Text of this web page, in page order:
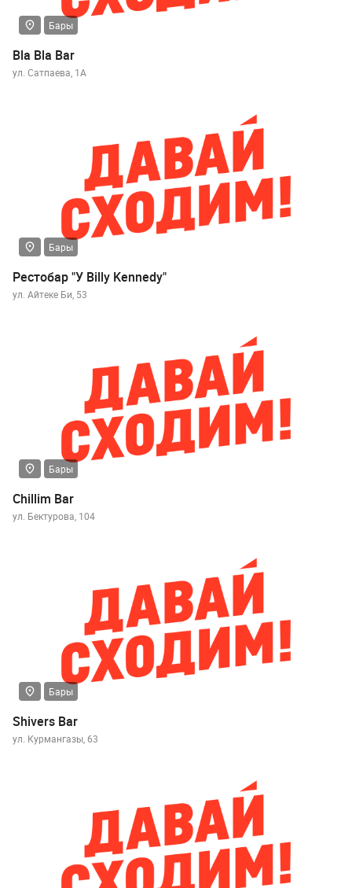
Бары
Bla Bla Bar
ул. Сатпаева, 1А
Бары
Рестобар "У Billy Kennedy"
ул. Айтеке Би, 53
Бары
Chillim Bar
ул. Бектурова, 104
Бары
Shivers Bar
ул. Курмангазы, 63